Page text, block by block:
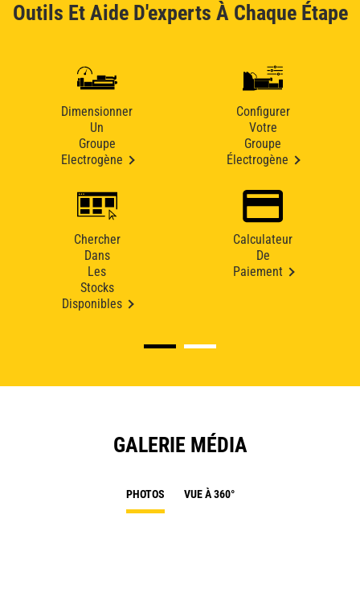
Outils Et Aide D'experts À Chaque Étape
Dimensionner
Un
Groupe
Electrogène
Configurer
Votre
Groupe
Électrogène
Chercher
Dans
Les
Stocks
Disponibles
Calculateur
De
Paiement
GALERIE MÉDIA
PHOTOS VUE À 360°